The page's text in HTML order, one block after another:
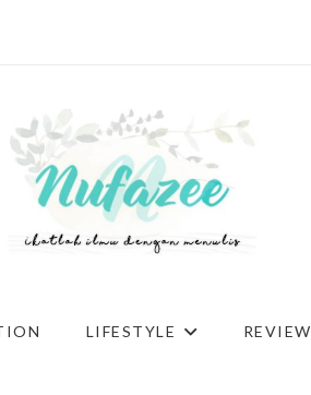
LIFESTYLE REVIEW